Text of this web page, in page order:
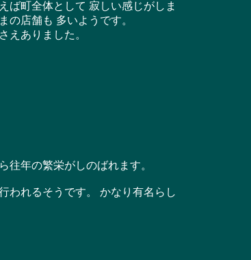
町全体として 寂しい感じがしま
店舗も 多いようです。
ありました。
年の繁栄がしのばれます。
われるそうです。 かなり有名らし